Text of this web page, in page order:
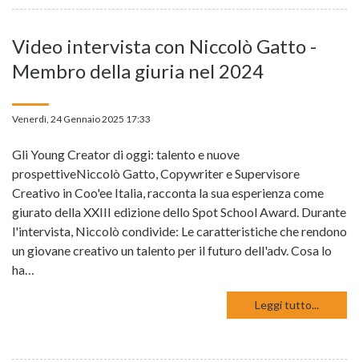
Video intervista con Niccolò Gatto -
Membro della giuria nel 2024
Venerdì, 24 Gennaio 2025 17:33
Gli Young Creator di oggi: talento e nuove
prospettiveNiccolò Gatto, Copywriter e Supervisore
Creativo in Coo'ee Italia, racconta la sua esperienza come
giurato della XXIII edizione dello Spot School Award. Durante
l'intervista, Niccolò condivide: Le caratteristiche che rendono
un giovane creativo un talento per il futuro dell'adv. Cosa lo
ha…
Leggi tutto...